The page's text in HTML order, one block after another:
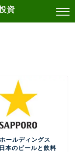
資
ールディングス
本のビールと飲料